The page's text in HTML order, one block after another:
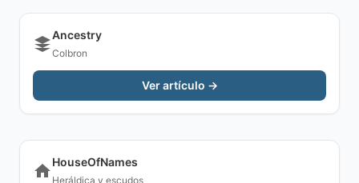
Ancestry
Colbron
Ver artículo →
HouseOfNames
Heráldica y escudos